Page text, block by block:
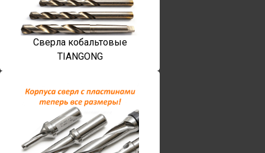
Сверла кобальтовые
TIANGONG